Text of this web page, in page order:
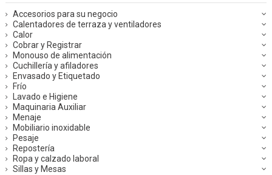
Accesorios para su negocio
Calentadores de terraza y ventiladores
Calor
Cobrar y Registrar
Monouso de alimentación
Cuchillería y afiladores
Envasado y Etiquetado
Frío
Lavado e Higiene
Maquinaria Auxiliar
Menaje
Mobiliario inoxidable
Pesaje
Repostería
Ropa y calzado laboral
Sillas y Mesas